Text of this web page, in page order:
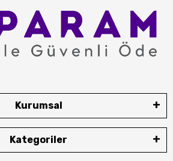
Kurumsal
Kategoriler